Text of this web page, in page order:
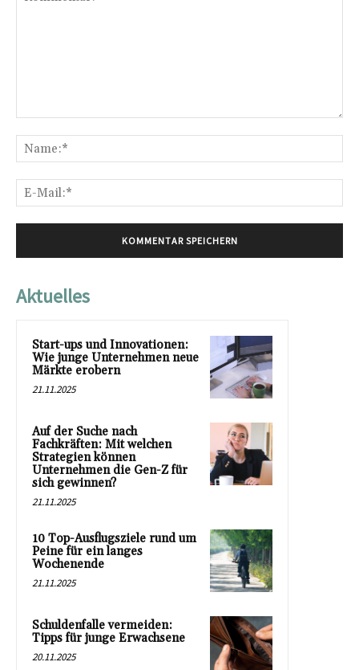
Aktuelles
Start-ups und Innovationen:
Wie junge Unternehmen neue
Märkte erobern
21.11.2025
Auf der Suche nach
Fachkräften: Mit welchen
Strategien können
Unternehmen die Gen-Z für
sich gewinnen?
21.11.2025
10 Top-Ausflugsziele rund um
Peine für ein langes
Wochenende
21.11.2025
Schuldenfalle vermeiden:
Tipps für junge Erwachsene
20.11.2025